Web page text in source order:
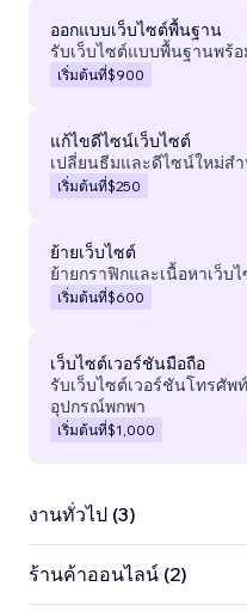
ออกแบบเว็บไซต์พื้นฐาน
รับเว็บไซต์แบบพื้นฐานพร้
เริ่มต้นที่$900
แก้ไขดีไซน์เว็บไซต์
เปลี่ยนธีมและดีไซน์ใหม่สำ
เริ่มต้นที่$250
ย้ายเว็บไซต์
ย้ายกราฟิกและเนื้อหาเว็บ
เริ่มต้นที่$600
เว็บไซต์เวอร์ชันมือถือ
รับเว็บไซต์เวอร์ชันโทรศัพ
อุปกรณ์พกพา
เริ่มต้นที่$1,000
งานทั่วไป (3)
ร้านค้าออนไลน์ (2)